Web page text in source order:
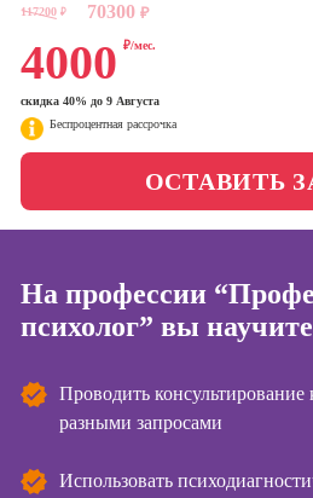
Школа бизнеса и
управления
Фотошкола
117200 ₽ 70300 ₽
4000 ₽/мес.
скидка 40% до 9 Августа
Беспроцентная рассрочка
ОСТАВИТЬ
На профессии
психолог” вы
Проводить консультирование
разными запросами
Использовать